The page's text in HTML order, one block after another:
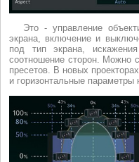
Это - управление
экрана, включение и
под тип экрана,
соотношение сторон. Можно
пресетов. В новых
и горизонтальные параметры